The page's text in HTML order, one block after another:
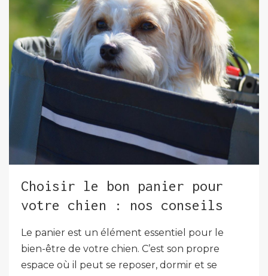
Choisir le bon panier pour
votre chien : nos conseils
Le panier est un élément essentiel pour le
bien-être de votre chien. C’est son propre
espace où il peut se reposer, dormir et se